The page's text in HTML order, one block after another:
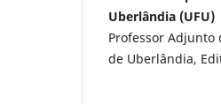
Uberlândia (UFU)
Professor Adjunto
de Uberlândia,